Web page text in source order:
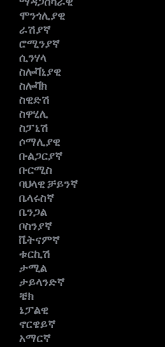
ሞንጎሊያዊ
ራሽያኛ
ሮሚንያኛ
ሲንሃላ
ስሎቫኒያዊ
ስሎቫክ
ስዊድሽ
ስዋሂሊ
ስፓኒሽ
ሶማሊያዊ
ቡልጋርያኛ
ቡርሚስ
ባህላዊ ቻይንኛ
ቤላሩስኛ
ቤንጋል
ቦስንያኛ
ቬትናምኛ
ቱርኪሽ
ታሚል
ታይላንድኛ
ቼክ
ኔፓልዊ
ኖርዌይኛ
አማርኛ